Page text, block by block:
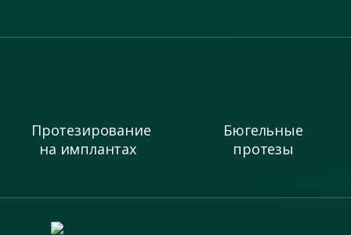
Протезирование
на имплантах
Бюгельные
протезы